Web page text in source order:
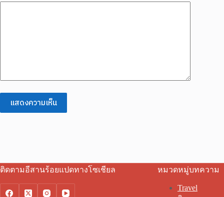
แสดงความเห็น
ติดตามอีสานร้อยแปดทางโซเชียล หมวดหมู่บทความ
Travel